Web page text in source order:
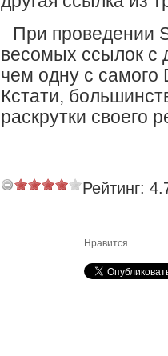
При проведении
весомых ссылок с
чем одну с
Кстати,
раскрутки своего
Рейтинг:
Нравится